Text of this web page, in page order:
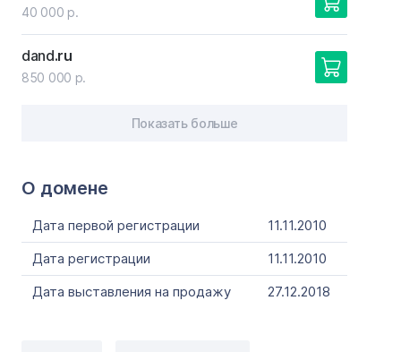
О домене
Дата первой регистрации
11.11.2010
Дата регистрации
11.11.2010
Дата выставления на продажу
27.12.2018
40 000 р.
dand.ru
850 000 р.
Показать больше